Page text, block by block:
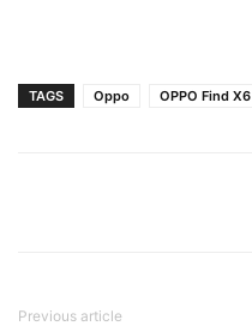
TAGS Oppo OPPO Find X6
Previous article